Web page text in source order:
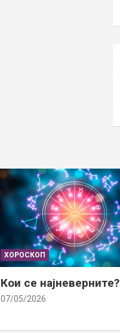
ХОРОСКОП
Кои се најневерните?
07/05/2026